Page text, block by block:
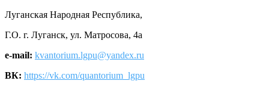
Луганская Народная Республика,
Г.О. г. Луганск, ул. Матросова, 4а
e-mail: kvantorium.lgpu@yandex.ru
ВК: https://vk.com/quantorium_lgpu